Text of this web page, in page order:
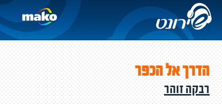
הדרך אל הכפר
רבקה זוהר